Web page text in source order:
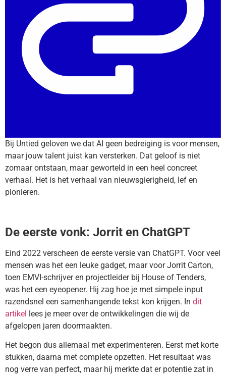
Bij Untied geloven we dat AI geen bedreiging is voor mensen,
maar jouw talent juist kan versterken. Dat geloof is niet
zomaar ontstaan, maar geworteld in een heel concreet
verhaal. Het is het verhaal van nieuwsgierigheid, lef en
pionieren.
De eerste vonk: Jorrit en ChatGPT
Eind 2022 verscheen de eerste versie van ChatGPT. Voor veel
mensen was het een leuke gadget, maar voor Jorrit Carton,
toen EMVI-schrijver en projectleider bij House of Tenders,
was het een eyeopener. Hij zag hoe je met simpele input
razendsnel een samenhangende tekst kon krijgen. In dit
artikel lees je meer over de ontwikkelingen die wij de
afgelopen jaren doormaakten.
Het begon dus allemaal met experimenteren. Eerst met korte
stukken, daarna met complete opzetten. Het resultaat was
nog verre van perfect, maar hij merkte dat er potentie zat in